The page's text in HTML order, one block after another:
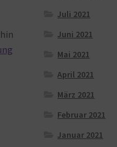
Juli 2021
Juni 2021
Mai 2021
April 2021
März 2021
Februar 2021
Januar 2021